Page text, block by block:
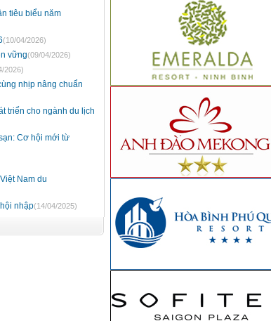
tiêu biểu năm
(10/04/2026)
vững(09/04/2026)
2026)
nhịp nâng chuẩn
triển cho ngành du lịch
Cơ hội mới từ
Nam du
nhập(14/04/2025)